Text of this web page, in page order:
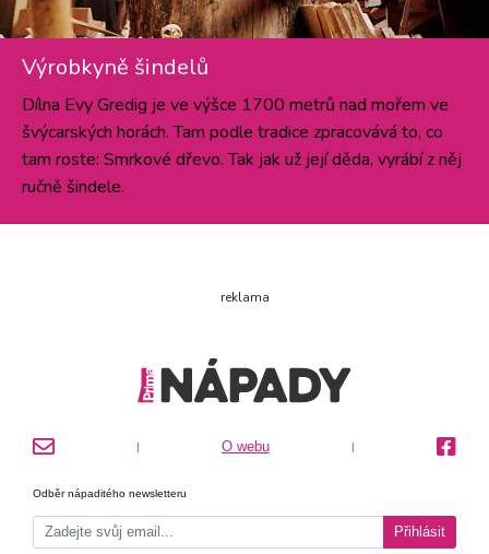
Výrobkyně šindelů
Dílna Evy Gredig je ve výšce 1700 metrů nad mořem ve
švýcarských horách. Tam podle tradice zpracovává to, co
tam roste: Smrkové dřevo. Tak jak už její děda, vyrábí z něj
ručně šindele.
reklama
| O webu |
Odběr nápaditého newsletteru
Přihlásit